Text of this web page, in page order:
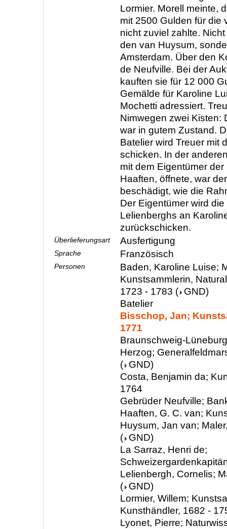
Lormier. Morell meinte,
mit 2500 Gulden für die
nicht zuviel zahlte.
den van Huysum,
Amsterdam. Über den
de Neufville. Bei der
kauften sie für 12 000
Gemälde für Karoline
Mochetti adressiert.
Nimwegen zwei Kisten:
war in gutem Zustand.
Batelier wird Treuer mit
schicken. In der
mit dem Eigentümer
Haaften, öffnete, war
beschädigt, wie die
Der Eigentümer wird
Lelienberghs an
zurückschicken.
Überlieferungsart Ausfertigung
Sprache Französisch
Personen
Baden, Karoline Luise;
Kunstsammlerin,
1723 - 1783 ( GND)
Batelier
Bisschop, Jan;
1771
Braunschweig-
Herzog;
( GND)
Costa, Benjamin da;
1764
Gebrüder Neufville;
Haaften, G. C. van;
Huysum, Jan van;
( GND)
La Sarraz, Henri de;
Lelienbergh, Cornelis;
( GND)
Lormier, Willem;
Kunsthändler, 1682 -
Lyonet, Pierre;